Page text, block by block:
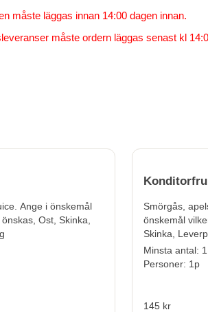
måste läggas innan 14:00 dagen innan.
måste ordern läggas senast kl
. Ange i önskemål
Ost, Skinka,
Smörgås,
önskemål
Skinka,
Minsta antal:
Personer: 1p
145 kr